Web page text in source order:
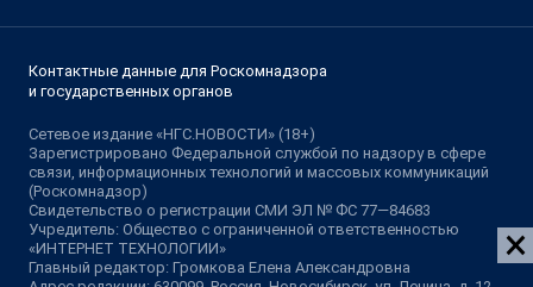
Контактные данные для Роскомнадзора
и государственных органов
Сетевое издание «НГС.НОВОСТИ» (18+)
Зарегистрировано Федеральной службой по надзору в сфере
связи, информационных технологий и массовых коммуникаций
(Роскомнадзор)
Свидетельство о регистрации СМИ ЭЛ № ФС 77—84683
Учредитель: Общество с ограниченной ответственностью
«ИНТЕРНЕТ ТЕХНОЛОГИИ»
Главный редактор: Громкова Елена Александровна